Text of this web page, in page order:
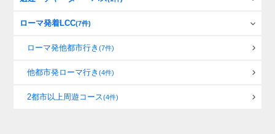
ローマ発着LCC(7件)
ローマ発他都市行き(7件)
他都市発ローマ行き(4件)
2都市以上周遊コース(4件)